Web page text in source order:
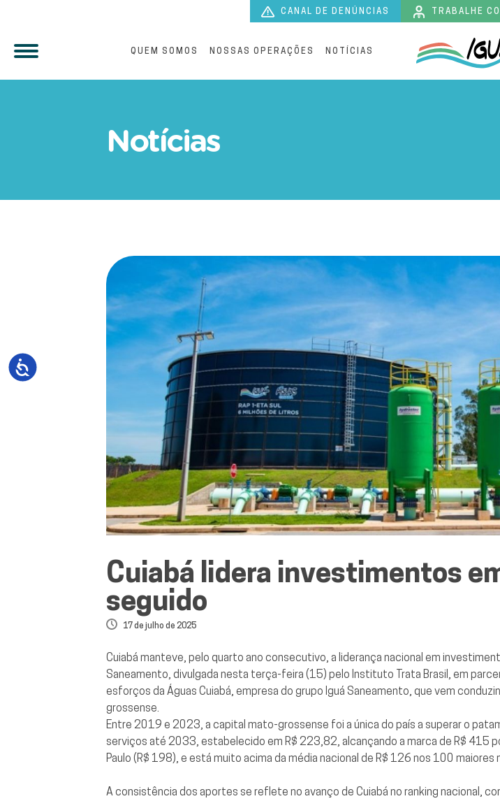
CANAL DE DENÚNCIAS TRABALHE
QUEM SOMOS NOSSAS OPERAÇÕES NOTÍCIAS
Notícias
Cuiabá lidera investimentos
seguido
17 de julho de 2025
Cuiabá manteve, pelo quarto ano consecutivo, a liderança nacional em
Saneamento, divulgada nesta terça-feira (15) pelo Instituto Trata Brasil, em
esforços da Águas Cuiabá, empresa do grupo Iguá Saneamento, que vem
grossense.
Entre 2019 e 2023, a capital mato-grossense foi a única do país a superar o
serviços até 2033, estabelecido em R$ 223,82, alcançando a marca de R$ 415
Paulo (R$ 198), e está muito acima da média nacional de R$ 126 nos 100 maiores
A consistência dos aportes se reflete no avanço de Cuiabá no ranking nacional,